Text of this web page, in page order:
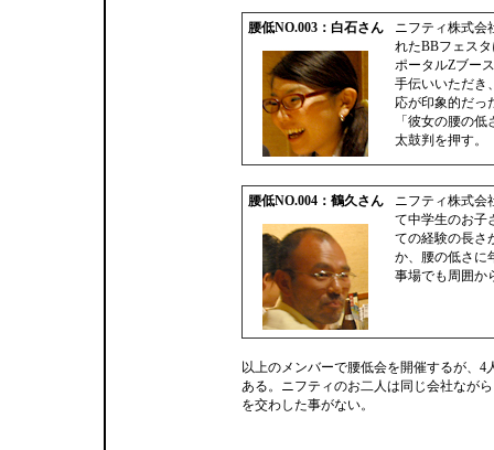
腰低NO.003：白石さん
ニフティ株式会
れたBBフェス
ポータルZブー
手伝いいただき
応が印象的だっ
「彼女の腰の
太鼓判を押す。
腰低NO.004：鶴久さん
ニフティ株式会
て中学生のお子
ての経験の長さ
か、腰の低さに
事場でも周囲か
以上のメンバーで腰低会を開催するが、4
ある。ニフティのお二人は同じ会社なが
を交わした事がない。